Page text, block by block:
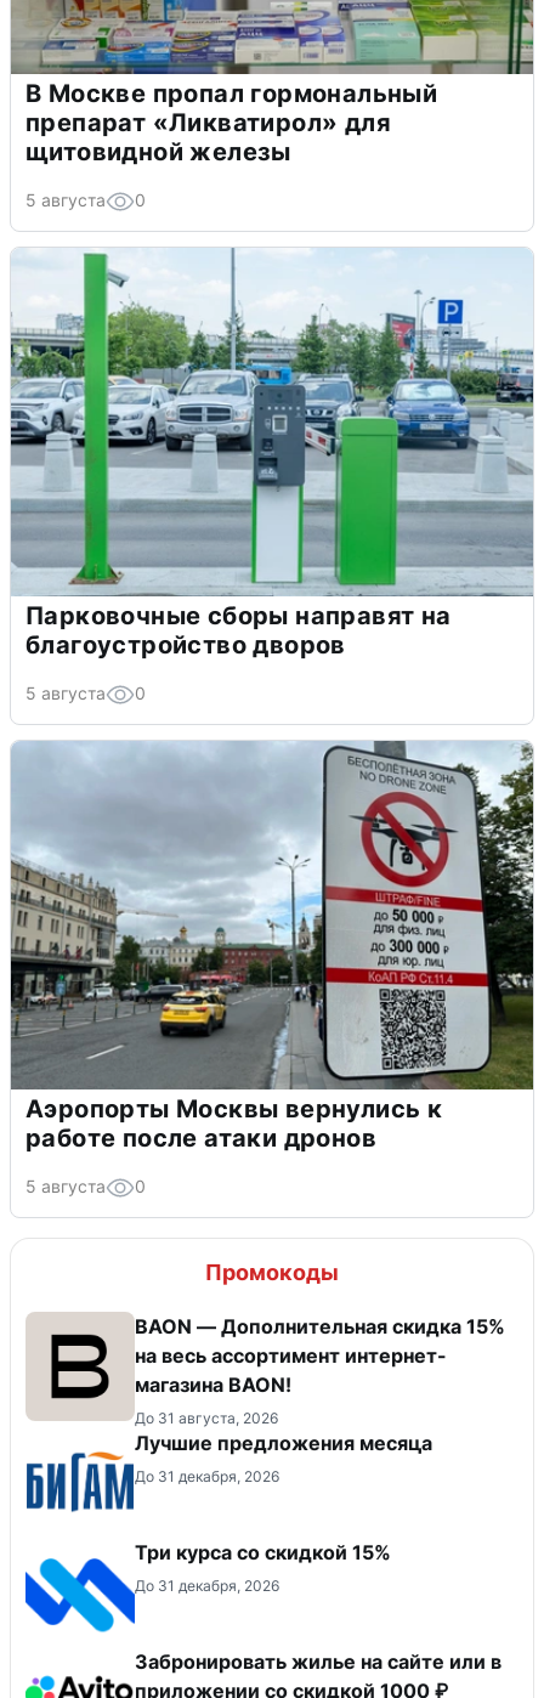
В Москве пропал гормональный
препарат «Ликватирол» для
щитовидной железы
5 августа 0
Парковочные сборы направят на
благоустройство дворов
5 августа 0
Аэропорты Москвы вернулись к
работе после атаки дронов
5 августа 0
Промокоды
BAON — Дополнительная скидка 15%
на весь ассортимент интернет-
магазина BAON!
До 31 августа, 2026
Лучшие предложения месяца
До 31 декабря, 2026
Три курса со скидкой 15%
До 31 декабря, 2026
Забронировать жилье на сайте или в
приложении со скидкой 1000 ₽